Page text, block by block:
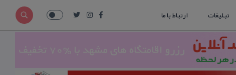
تبلیغات ارتباط با ما